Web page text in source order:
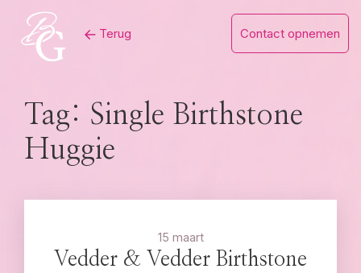
content
Terug Contact opnemen
Tag: Single Birthstone
Huggie
15 maart
Vedder & Vedder Birthstone